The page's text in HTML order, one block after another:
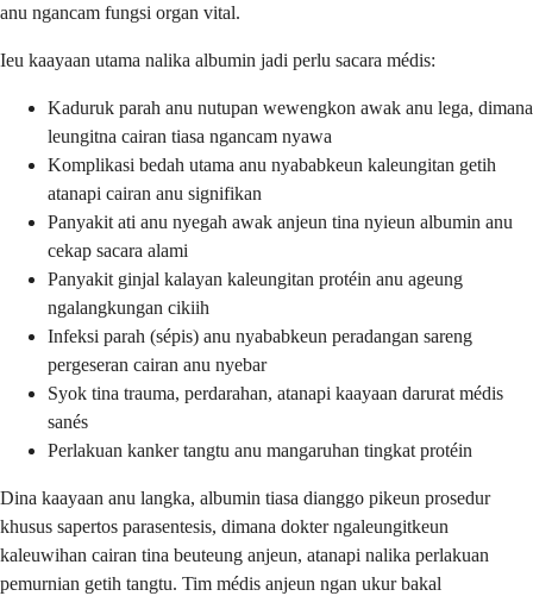
anu ngancam fungsi organ vital.
Ieu kaayaan utama nalika albumin jadi perlu sacara médis:
Kaduruk parah anu nutupan wewengkon awak anu lega, dimana
leungitna cairan tiasa ngancam nyawa
Komplikasi bedah utama anu nyababkeun kaleungitan getih
atanapi cairan anu signifikan
Panyakit ati anu nyegah awak anjeun tina nyieun albumin anu
cekap sacara alami
Panyakit ginjal kalayan kaleungitan protéin anu ageung
ngalangkungan cikiih
Infeksi parah (sépis) anu nyababkeun peradangan sareng
pergeseran cairan anu nyebar
Syok tina trauma, perdarahan, atanapi kaayaan darurat médis
sanés
Perlakuan kanker tangtu anu mangaruhan tingkat protéin
Dina kaayaan anu langka, albumin tiasa dianggo pikeun prosedur
khusus sapertos parasentesis, dimana dokter ngaleungitkeun
kaleuwihan cairan tina beuteung anjeun, atanapi nalika perlakuan
pemurnian getih tangtu. Tim médis anjeun ngan ukur bakal